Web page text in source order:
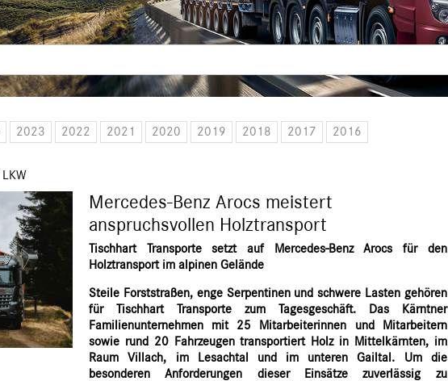
2023 2022 2021 2020 2019 2018 2017 2016
LKW
Mercedes-Benz Arocs meistert
anspruchsvollen Holztransport
Tischhart Transporte setzt auf Mercedes-Benz Arocs für den
Holztransport im alpinen Gelände
Steile Forststraßen, enge Serpentinen und schwere Lasten gehören
für Tischhart Transporte zum Tagesgeschäft. Das Kärntner
Familienunternehmen mit 25 Mitarbeiterinnen und Mitarbeitern
sowie rund 20 Fahrzeugen transportiert Holz in Mittelkärnten, im
Raum Villach, im Lesachtal und im unteren Gailtal. Um die
besonderen Anforderungen dieser Einsätze zuverlässig zu